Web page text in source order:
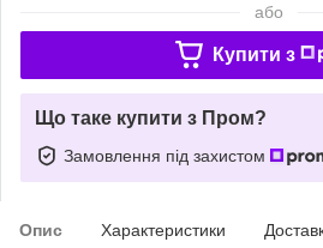
або
Купити з
Що таке купити з Пром?
Замовлення під захистом
Опис Характеристики